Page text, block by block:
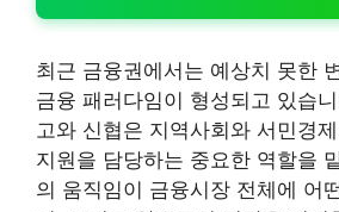
최근 금융권에서는 예상치 못한
금융 패러다임이 형성되고 있습
고와 신협은 지역사회와 서민경
지원을 담당하는 중요한 역할을
의 움직임이 금융시장 전체에 어